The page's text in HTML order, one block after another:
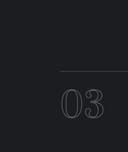
03